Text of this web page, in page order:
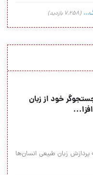
(7,258 بازدید)
خود از زبان
زبان طبیعی انسان‏‌ها